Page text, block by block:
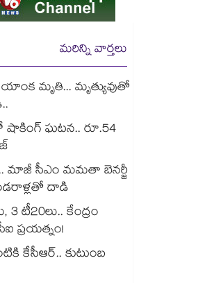
మరిన్ని వార్తలు
మృతి... మృత్యువుతో
ఘటన.. రూ.54
మాజీ సీఎం మమతా బెనర్జీ
దాడి
3 టీ20లు.. కేంద్రం
ప్రయత్నం!
కేసీఆర్.. కుటుంబ